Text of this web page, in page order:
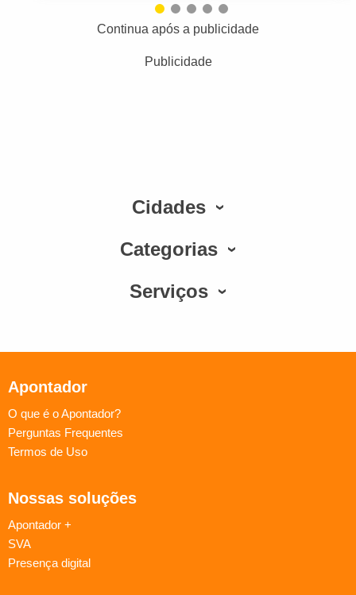
Continua após a publicidade
Publicidade
Cidades
Categorias
Serviços
Apontador
O que é o Apontador?
Perguntas Frequentes
Termos de Uso
Nossas soluções
Apontador +
SVA
Presença digital